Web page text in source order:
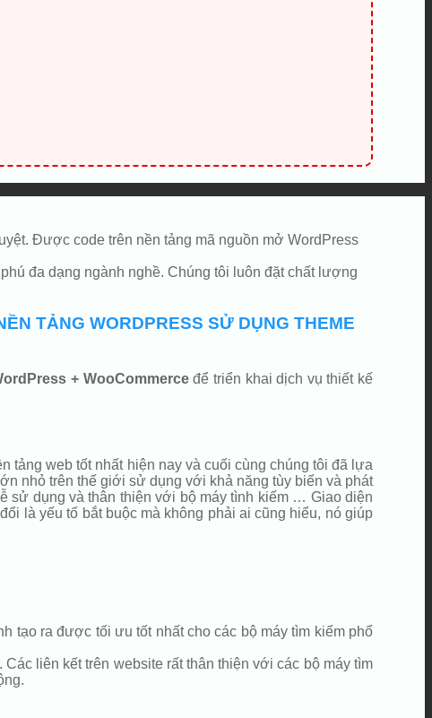
Được code trên nền tảng mã nguồn mở WordPress
đa dạng ngành nghề. Chúng tôi luôn đặt chất lượng
TẢNG WORDPRESS SỬ DỤNG THEME
+ WooCommerceđể triển khai dịch vụ thiết kế
tảng web tốt nhất hiện nay và cuối cùng chúng tôi đã lựa
nhỏ trên thế giới sử dụng với khả năng tùy biến và phát
sử dụng và thân thiện với bộ máy tình kiếm … Giao diện
là yếu tố bắt buộc mà không phải ai cũng hiểu, nó giúp
tạo ra được tối ưu tốt nhất cho các bộ máy tìm kiếm phổ
liên kết trên website rất thân thiện với các bộ máy tìm